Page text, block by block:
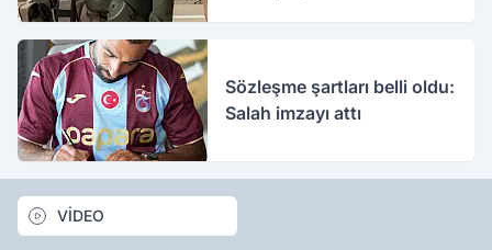
Sözleşme şartları belli oldu:
Salah imzayı attı
VİDEO